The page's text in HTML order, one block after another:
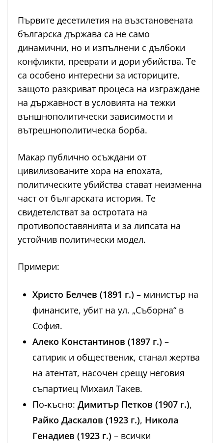
Първите десетилетия на възстановената
българска държава са не само
динамични, но и изпълнени с дълбоки
конфликти, преврати и дори убийства. Те
са особено интересни за историците,
защото разкриват процеса на изграждане
на държавност в условията на тежки
външнополитически зависимости и
вътрешнополитическа борба.
Макар публично осъждани от
цивилизованите хора на епохата,
политическите убийства стават неизменна
част от българската история. Те
свидетелстват за остротата на
противопоставянията и за липсата на
устойчив политически модел.
Примери:
Христо Белчев (1891 г.) – министър на
финансите, убит на ул. „Съборна“ в
София.
Алеко Константинов (1897 г.) –
сатирик и общественик, станал жертва
на атентат, насочен срещу неговия
съпартиец Михаил Такев.
По-късно: Димитър Петков (1907 г.),
Райко Даскалов (1923 г.), Никола
Генадиев (1923 г.) – всички